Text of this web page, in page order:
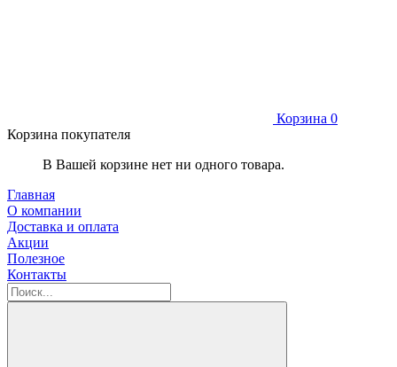
Корзина 0
Корзина покупателя
В Вашей корзине нет ни одного товара.
Главная
О компании
Доставка и оплата
Акции
Полезное
Контакты